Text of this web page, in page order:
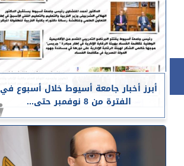
أبرز أخبار جامعة أسيوط خلال أسبوع في
الفترة من 8 نوفمبر حتى...